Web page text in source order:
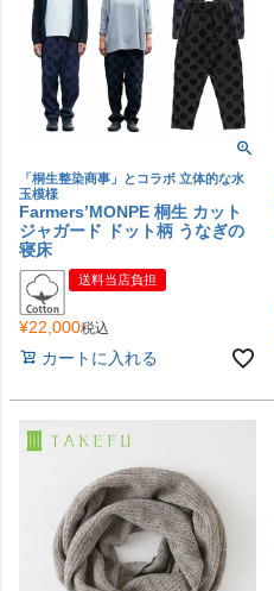
「桐生整染商事」とコラボ 立体的な水
玉模様
Farmers’MONPE 桐生 カット
ジャガード ドット柄 うなぎの
寝床
送料当店負担
¥22,000税込
カートに入れる